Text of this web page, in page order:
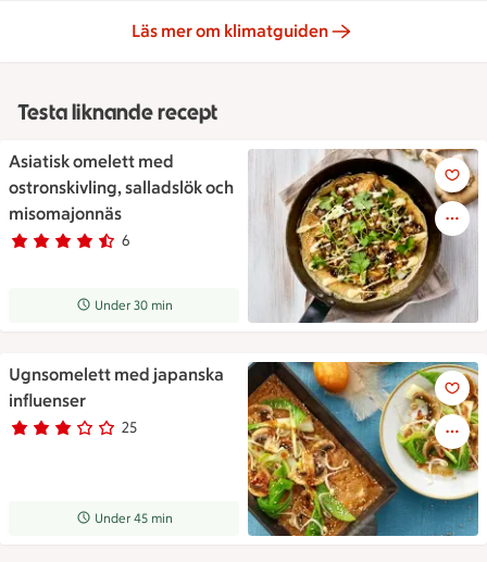
Läs mer om klimatguiden
Testa liknande recept
Asiatisk omelett med
ostronskivling, salladslök och
misomajonnäs
Betyg 4.3 av 5. 6
6 personer har röstat
Receptet tar Under 30 min att tillaga
Under 30 min
Asiatisk omelett med
Ugnsomelett med japanska
influenser
Betyg 2.8 av 5. 25
25 personer har röstat
Receptet tar Under 45 min att tillaga
Under 45 min
Ugnsomelett med japanska